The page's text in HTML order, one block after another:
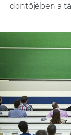
döntőjében a